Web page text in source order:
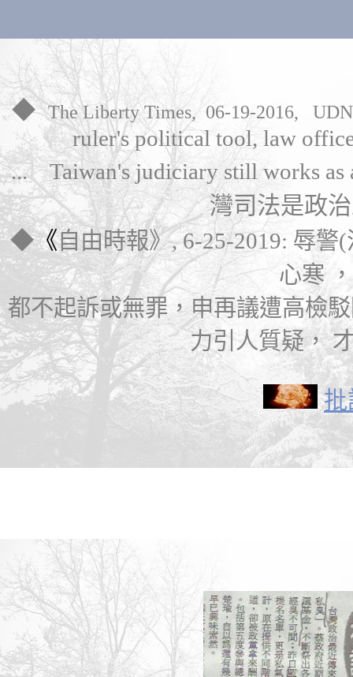
◆The Liberty Times, 06-19-2016,
ruler's political tool, law
... Taiwan's judiciary stillworks
灣司法是政
◆《自由時報》, 6-25-2019: 辱警
心寒
都不起訴或無罪，申再議遭高檢
力引人質疑，
批